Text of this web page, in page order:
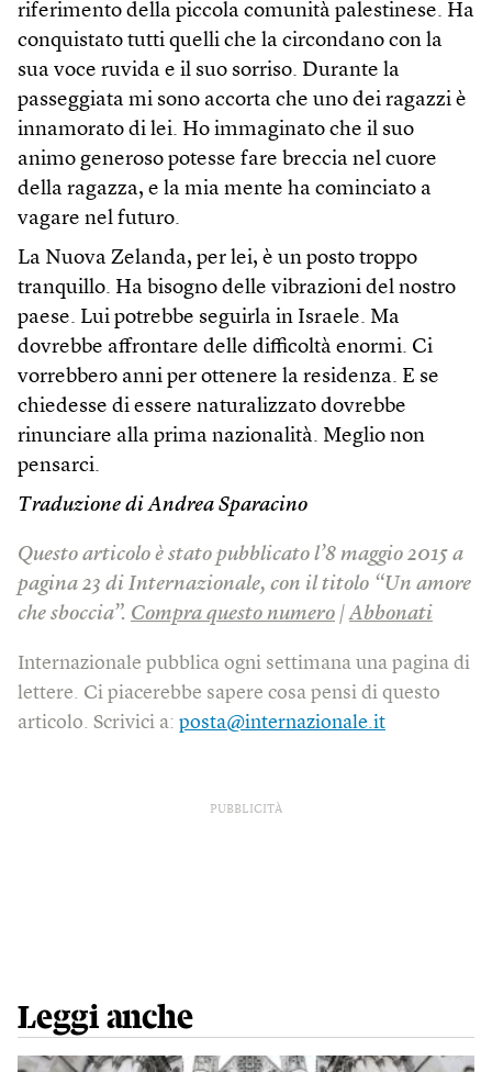
riferimento della piccola comunità palestinese. Ha
conquistato tutti quelli che la circondano con la
sua voce ruvida e il suo sorriso. Durante la
passeggiata mi sono accorta che uno dei ragazzi è
innamorato di lei. Ho immaginato che il suo
animo generoso potesse fare breccia nel cuore
della ragazza, e la mia mente ha cominciato a
vagare nel futuro.
La Nuova Zelanda, per lei, è un posto troppo
tranquillo. Ha bisogno delle vibrazioni del nostro
paese. Lui potrebbe seguirla in Israele. Ma
dovrebbe affrontare delle difficoltà enormi. Ci
vorrebbero anni per ottenere la residenza. E se
chiedesse di essere naturalizzato dovrebbe
rinunciare alla prima nazionalità. Meglio non
pensarci.
Traduzione di Andrea Sparacino
Questo articolo è stato pubblicato l’8 maggio 2015 a
pagina 23 di Internazionale, con il titolo “Un amore
che sboccia”. Compra questo numero |Abbonati
Internazionale pubblica ogni settimana una pagina di
lettere. Ci piacerebbe sapere cosa pensi di questo
articolo. Scrivici a: posta@internazionale.it
PUBBLICITÀ
Leggi anche